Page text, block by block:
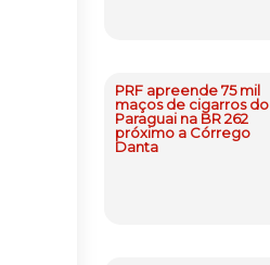
PRF apreende 75 mil
maços de cigarros do
Paraguai na BR 262
próximo a Córrego
Danta